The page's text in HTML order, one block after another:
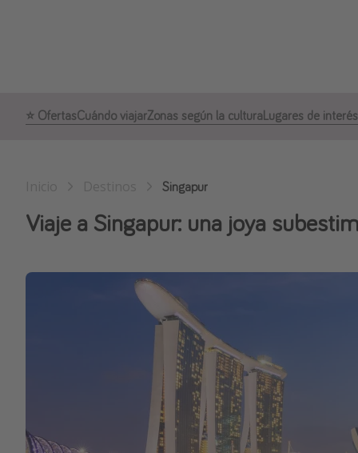
⭐️ OfertasCuándo viajarZonas según la culturaLugares de interés
Singapur
Viaje a Singapur: una joya